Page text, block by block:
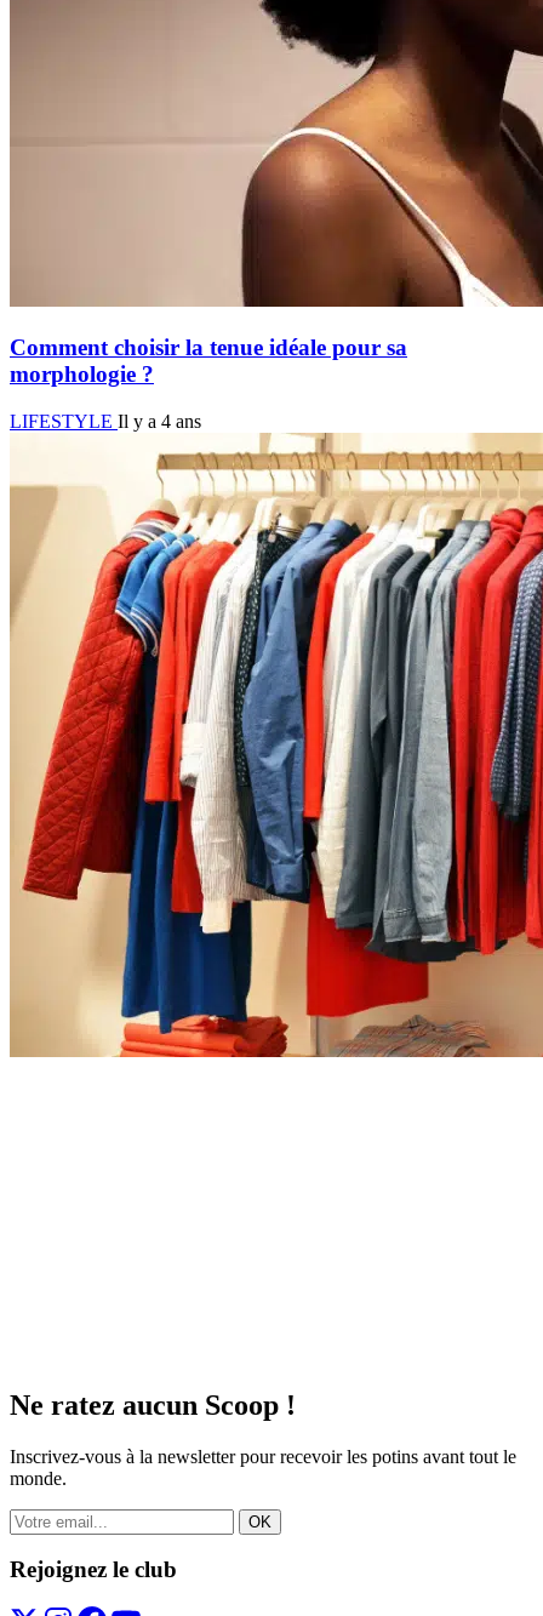
Comment choisir la tenue idéale pour sa
morphologie ?
LIFESTYLE Il y a 4 ans
Ne ratez aucun Scoop !
Inscrivez-vous à la newsletter pour recevoir les potins avant tout le
monde.
OK
Rejoignez le club